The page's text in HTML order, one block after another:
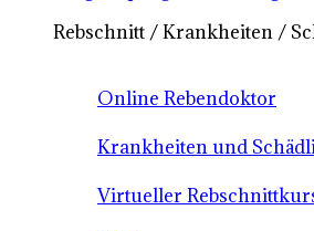
Rebschnitt / Krankheiten /
Online Rebendoktor
Krankheiten und
Virtueller